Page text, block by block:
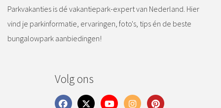
Parkvakanties is dé vakantiepark-expert van Nederland. Hier
vind je parkinformatie, ervaringen, foto's, tips én de beste
bungalowpark aanbiedingen!
Volg ons